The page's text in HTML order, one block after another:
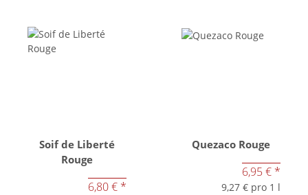
Soif de Liberté
Rouge
6,80 € *
Quezaco Rouge
6,95 € *
9,27 € pro 1 l